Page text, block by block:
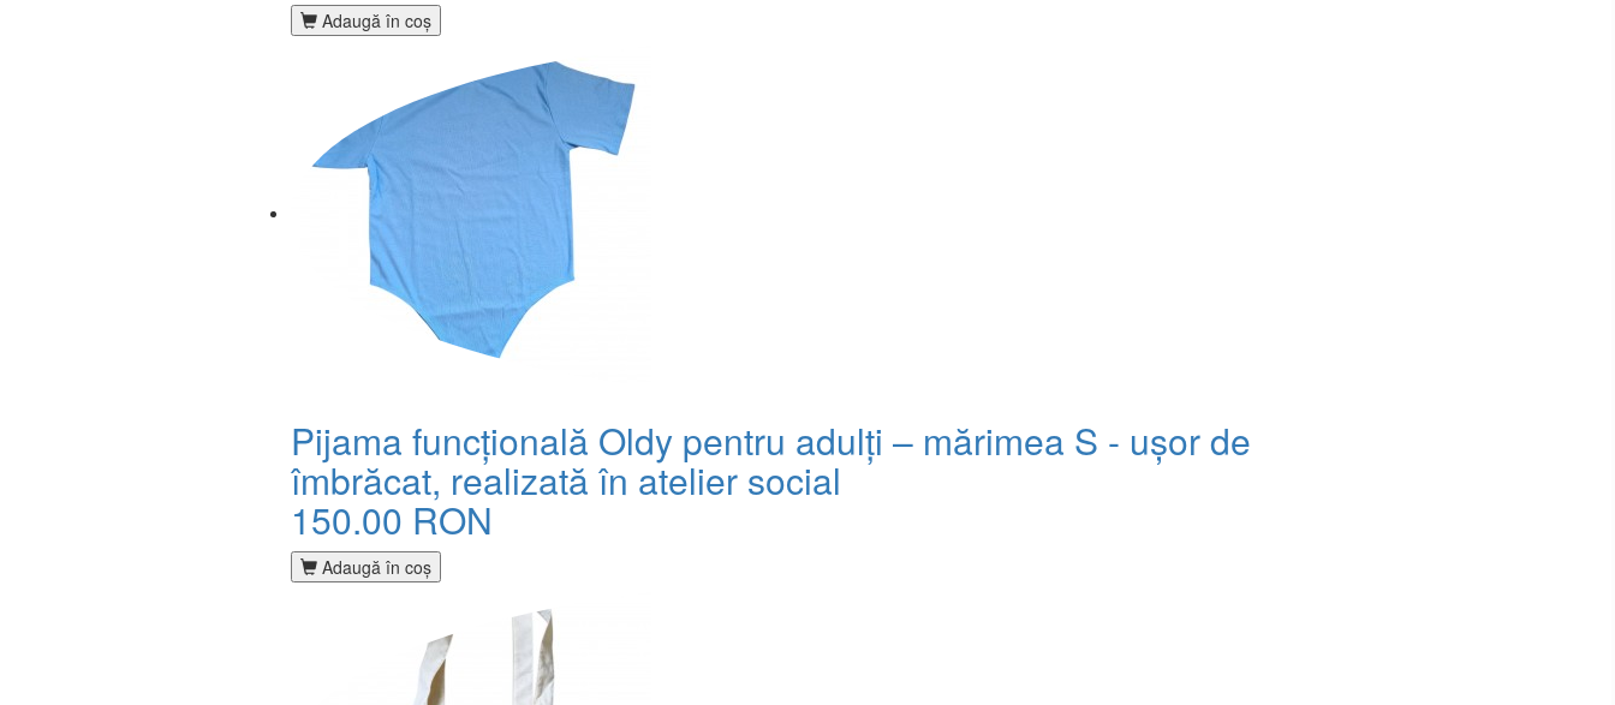
Adaugă în coş
Pijama funcțională Oldy pentru adulți – mărimea S - ușor de
îmbrăcat, realizată în atelier social
150.00 RON
Adaugă în coş